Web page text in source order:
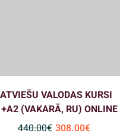
VALODAS KURSI
(VAKARĀ, RU) ONLINE
440.00€ 308.00€